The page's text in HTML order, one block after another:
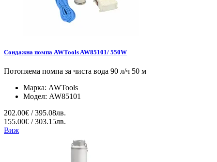
Сондажна помпа AWTools AW85101/ 550W
Потопяема помпа за чиста вода 90 л/ч 50 м
Марка: AWTools
Модел: AW85101
202.00€ / 395.08лв.
155.00€ / 303.15лв.
Виж